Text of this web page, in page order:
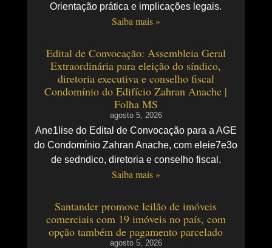
Orientação prática e implicações legais.
Saiba mais »
Edital de Convocação: Assembleia Geral
Extraordinária para eleição do síndico,
diretoria executiva e conselho fiscal
Condomínio do Edifício Zahran Anache |
Folha MS
agosto 5, 2026
Ane1lise do Edital de Convocação para a AGE
do Condomínio Zahran Anache, com eleie7e3o
de sedndico, diretoria e conselho fiscal.
Saiba mais »
Santander promove leilão de imóveis
comerciais com 19 imóveis no país, com
opção também de pagamento parcelado
agosto 5, 2026